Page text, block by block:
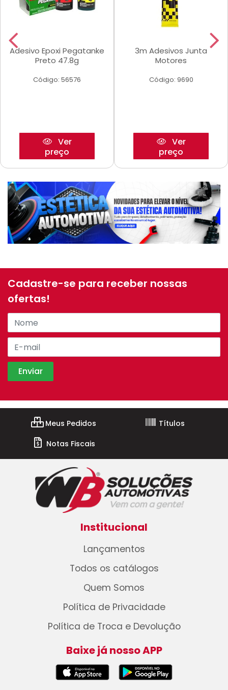
Adesivo Epoxi Pegatanke
Preto 47.8g
Código: 56576
Ver
preço
3m Adesivos Junta
Motores
Código: 9690
Ver
preço
Cadastre-se para receber nossas
ofertas!
Meus Pedidos
Títulos
Notas Fiscais
Institucional
Lançamentos
Todos os catálogos
Quem Somos
Política de Privacidade
Política de Troca e Devolução
Baixe já nosso APP